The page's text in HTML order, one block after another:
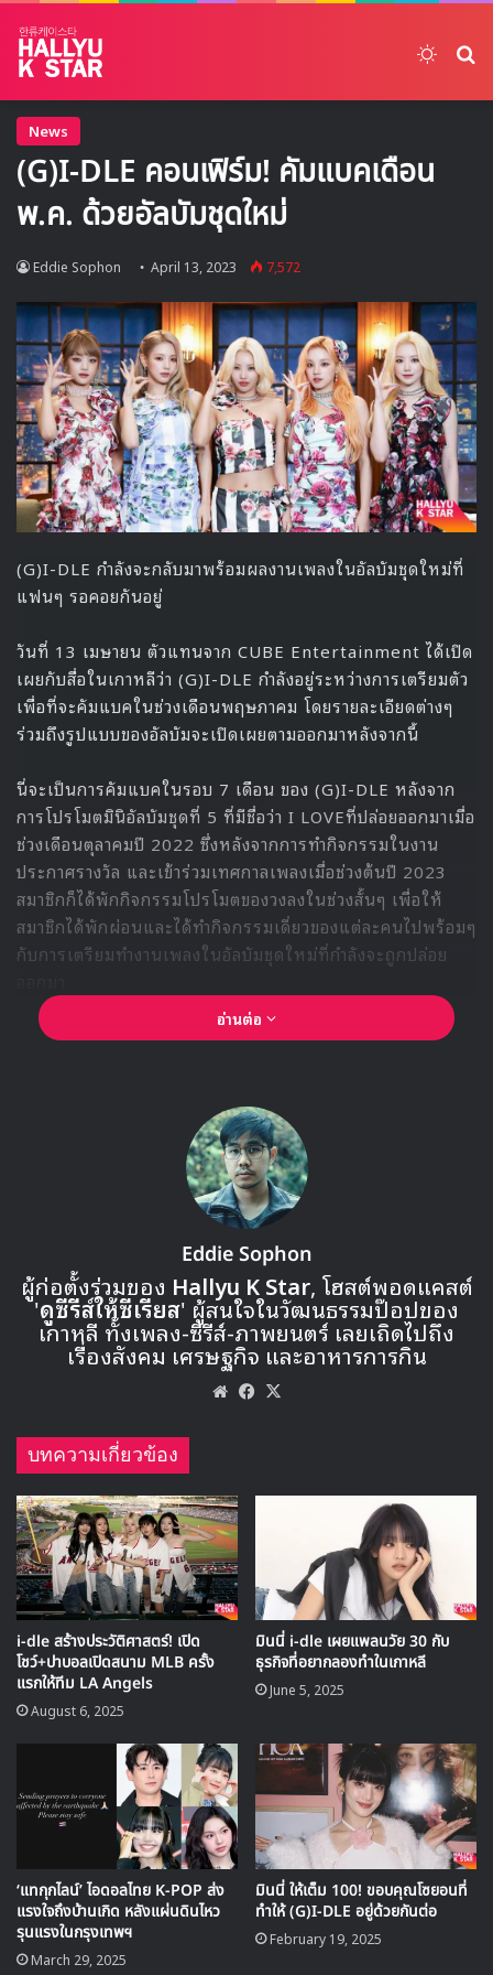
News
(G)I-DLE คอนเฟิร์ม! คัมแบคเดือน
พ.ค. ด้วยอัลบัมชุดใหม่
Eddie Sophon April 13, 2023 7,572
(G)I-DLE กำลังจะกลับมาพร้อมผลงานเพลงในอัลบัมชุดใหม่ที่
แฟนๆ รอคอยกันอยู่
วันที่ 13 เมษายน ตัวแทนจาก CUBE Entertainment ได้เปิด
เผยกับสื่อในเกาหลีว่า (G)I-DLE กำลังอยู่ระหว่างการเตรียมตัว
เพื่อที่จะคัมแบคในช่วงเดือนพฤษภาคม โดยรายละเอียดต่างๆ
ร่วมถึงรูปแบบของอัลบัมจะเปิดเผยตามออกมาหลังจากนี้
นี่จะเป็นการคัมแบคในรอบ 7 เดือน ของ (G)I-DLE หลังจาก
การโปรโมตมินิอัลบัมชุดที่ 5 ที่มีชื่อว่า I LOVEที่ปล่อยออกมาเมื่อ
ช่วงเดือนตุลาคมปี 2022 ซึ่งหลังจากการทำกิจกรรมในงาน
ประกาศรางวัล และเข้าร่วมเทศกาลเพลงเมื่อช่วงต้นปี 2023
สมาชิกก็ได้พักกิจกรรมโปรโมตของวงลงในช่วงสั้นๆ เพื่อให้
สมาชิกได้พักผ่อนและได้ทำกิจกรรมเดี่ยวของแต่ละคนไปพร้อมๆ
กับการเตรียมทำงานเพลงในอัลบัมชุดใหม่ที่กำลังจะถูกปล่อย
🎙GYUBIN ปลื้มเมืองไทยขนาดไหน? ถึงกลับมาถ่าย
MV เพลงใหม่ LIKE U 100 ที่กรุงเทพ
▶ คลิกดูสัมภาษณ์พิเศษ
รอติดตามการคัมแบคของ (G)I-DLE กันได้ในเดือนพฤษภาคม
(G)I-DLE
อ่านต่อ
Eddie Sophon
ผู้ก่อตั้งร่วมของ Hallyu K Star, โฮสต์พอดแคสต์
'ดูซีรีส์ให้ซีเรียส' ผู้สนใจในวัฒนธรรมป๊อปของ
เกาหลี ทั้งเพลง-ซีรีส์-ภาพยนตร์ เลยเถิดไปถึง
เรื่องสังคม เศรษฐกิจ และอาหารการกิน
WebsiteFacebook
บทความเกี่ยวข้อง
i-dle สร้างประวัติศาสตร์! เปิด
โชว์+ปาบอลเปิดสนาม MLB ครั้ง
แรกให้ทีม LA Angels
August 6, 2025
มินนี่ i-dle เผยแพลนวัย 30 กับ
ธุรกิจที่อยากลองทำในเกาหลี
June 5, 2025
‘แทกุกไลน์’ ไอดอลไทย K-POP ส่ง
แรงใจถึงบ้านเกิด หลังแผ่นดินไหว
รุนแรงในกรุงเทพฯ
March 29, 2025
มินนี่ ให้เต็ม 100! ขอบคุณโซยอนที่
ทำให้ (G)I-DLE อยู่ด้วยกันต่อ
February 19, 2025